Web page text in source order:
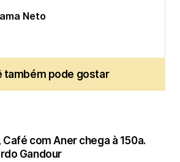
Neto
também pode gostar
Café com Aner chega à 150a.
Gandour